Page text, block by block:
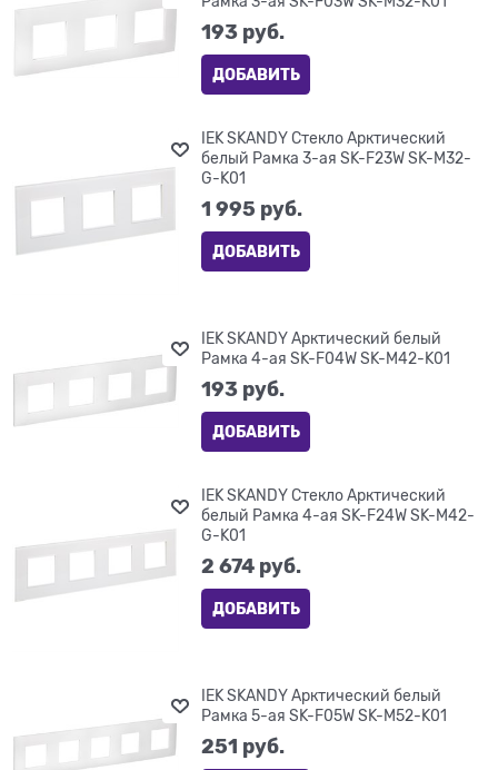
193 руб.
ДОБАВИТЬ
IEK SKANDY Стекло Арктический
белый Рамка 3-ая SK-F23W SK-M32-
G-K01
1 995 руб.
ДОБАВИТЬ
IEK SKANDY Арктический белый
Рамка 4-ая SK-F04W SK-M42-K01
193 руб.
ДОБАВИТЬ
IEK SKANDY Стекло Арктический
белый Рамка 4-ая SK-F24W SK-M42-
G-K01
2 674 руб.
ДОБАВИТЬ
IEK SKANDY Арктический белый
Рамка 5-ая SK-F05W SK-M52-K01
251 руб.